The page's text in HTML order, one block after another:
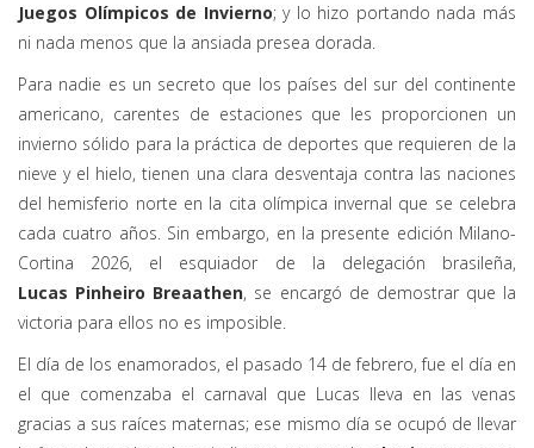
Juegos Olímpicos de Invierno; y lo hizo portando nada más
ni nada menos que la ansiada presea dorada.
Para nadie es un secreto que los países del sur del continente
americano, carentes de estaciones que les proporcionen un
invierno sólido para la práctica de deportes que requieren de la
nieve y el hielo, tienen una clara desventaja contra las naciones
del hemisferio norte en la cita olímpica invernal que se celebra
cada cuatro años. Sin embargo, en la presente edición Milano-
Cortina 2026, el esquiador de la delegación brasileña,
Lucas Pinheiro Breaathen, se encargó de demostrar que la
victoria para ellos no es imposible.
El día de los enamorados, el pasado 14 de febrero, fue el día en
el que comenzaba el carnaval que Lucas lleva en las venas
gracias a sus raíces maternas; ese mismo día se ocupó de llevar